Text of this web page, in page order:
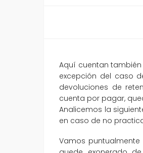
Aquí cuentan
excepción del caso
devoluciones de
cuenta por pagar,
Analicemos la
en caso de no
Vamos puntualmente